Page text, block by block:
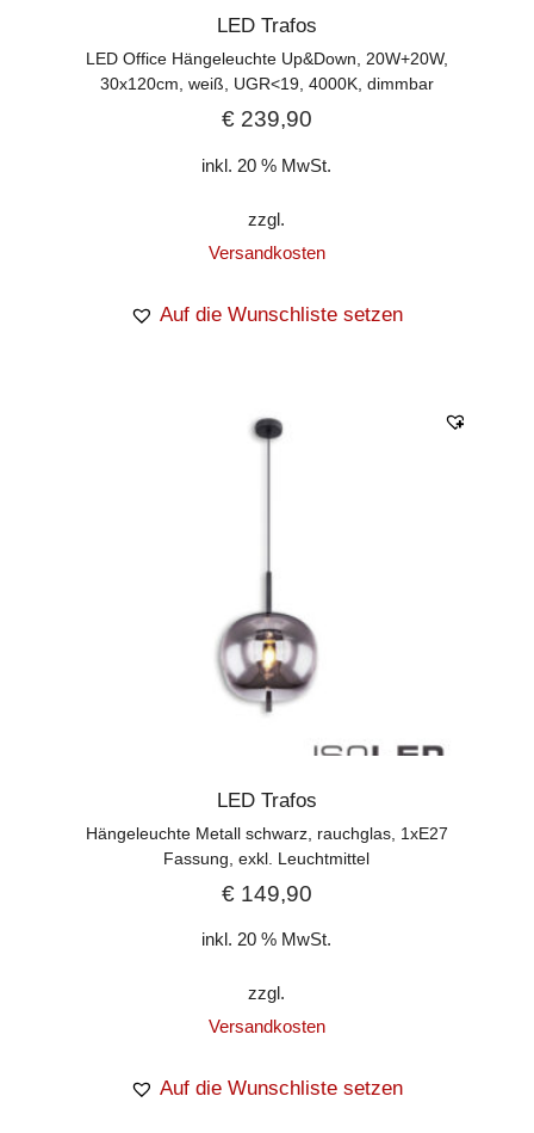
LED Trafos
LED Office Hängeleuchte Up&Down, 20W+20W,
30x120cm, weiß, UGR<19, 4000K, dimmbar
€239,90
inkl. 20 % MwSt.
zzgl.
Versandkosten
Auf die Wunschliste setzen
LED Trafos
Hängeleuchte Metall schwarz, rauchglas, 1xE27
Fassung, exkl. Leuchtmittel
€149,90
inkl. 20 % MwSt.
zzgl.
Versandkosten
Auf die Wunschliste setzen